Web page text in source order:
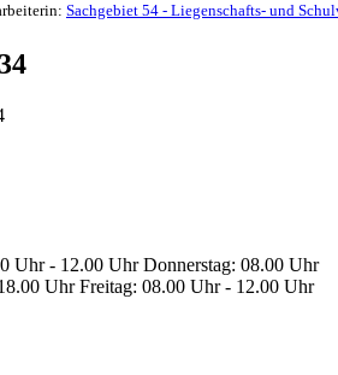
: Sachgebiet 54 - Liegenschafts- und
Uhr - 12.00 Uhr Donnerstag: 08.00 Uhr
Uhr Freitag: 08.00 Uhr - 12.00 Uhr